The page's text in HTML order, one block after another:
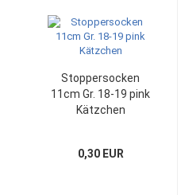
Stoppersocken
11cm Gr. 18-19 pink
Kätzchen
0,30 EUR